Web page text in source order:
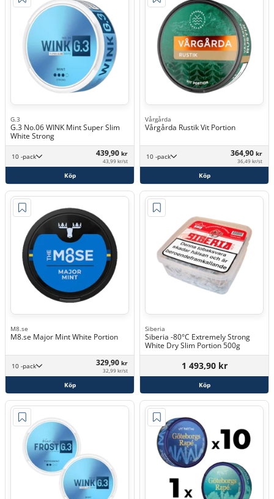
G.3
G.3 No.06 WINK Mint Super Slim
White Strong
10 -pack 439,90 kr
43,99 kr/st
Köp
Vårgårda
Vårgårda Rustik Vit Portion
10 -pack 364,90 kr
36,49 kr/st
Köp
M8.se
M8.se Major Mint White Portion
10 -pack 329,90 kr
32,99 kr/st
Köp
Siberia
Siberia -80°C Extremely Strong
White Dry Slim Portion 500g
1 493,90 kr
Köp